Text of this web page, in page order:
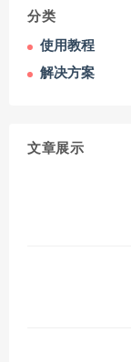
分类
使用教程
解决方案
文章展示